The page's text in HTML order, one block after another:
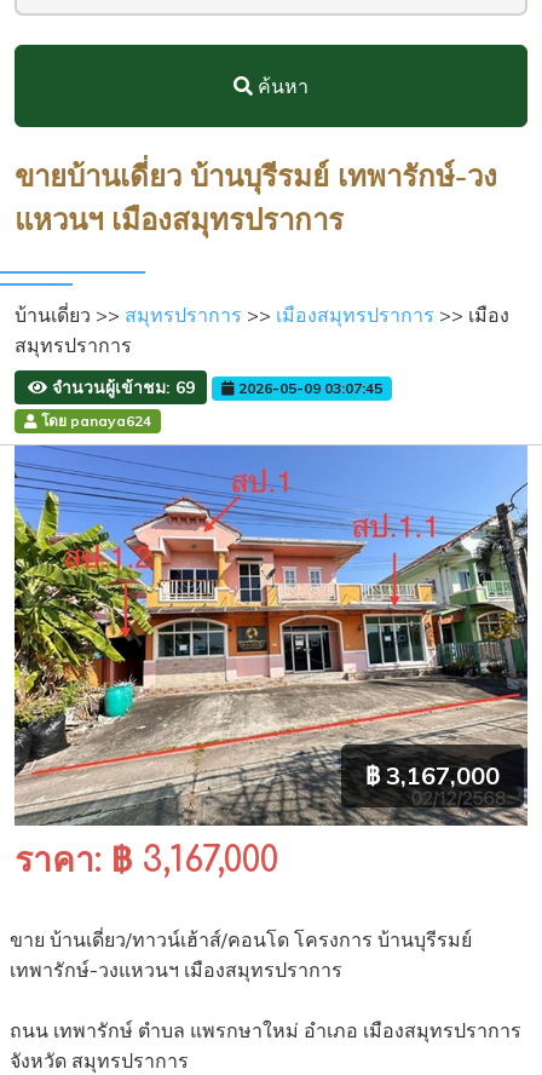
ค้นหา
ขายบ้านเดี่ยว บ้านบุรีรมย์ เทพารักษ์-วง
แหวนฯ เมืองสมุทรปราการ
บ้านเดี่ยว >> สมุทรปราการ >> เมืองสมุทรปราการ >> เมือง
สมุทรปราการ
จำนวนผู้เข้าชม: 69
2026-05-09 03:07:45
โดย panaya624
฿ 3,167,000
ราคา: ฿ 3,167,000
ขาย บ้านเดี่ยว/ทาวน์เฮ้าส์/คอนโด โครงการ บ้านบุรีรมย์
เทพารักษ์-วงแหวนฯ เมืองสมุทรปราการ
ถนน เทพารักษ์ ตำบล แพรกษาใหม่ อำเภอ เมืองสมุทรปราการ
จังหวัด สมุทรปราการ